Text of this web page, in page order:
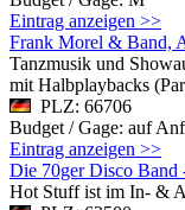
Eintrag anzeigen >>
Frank Morel & Band,
Tanzmusik und
mit Halbplaybacks
PLZ: 66706
Budget / Gage: auf
Eintrag anzeigen >>
Die 70ger Disco Band
Hot Stuff ist im In- &